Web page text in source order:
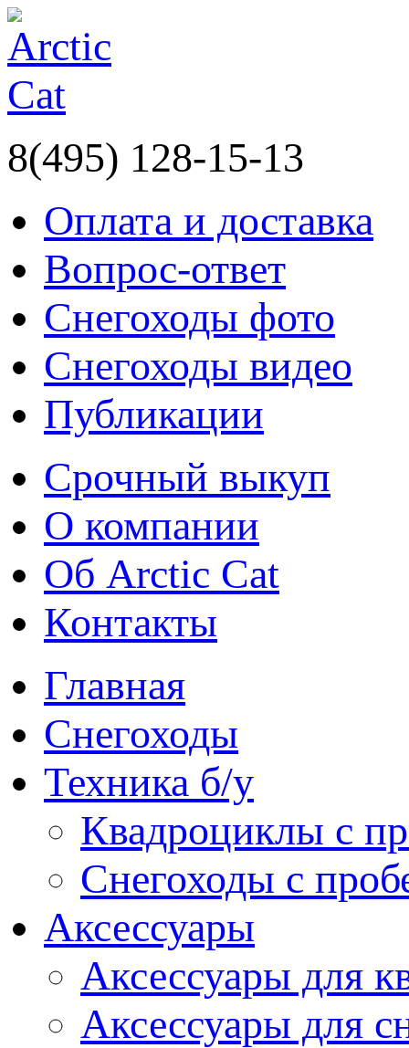
8(495) 128-15-13
Оплата и доставка
Вопрос-ответ
Снегоходы фото
Снегоходы видео
Публикации
Срочный выкуп
О компании
Об Arctic Cat
Контакты
Главная
Снегоходы
Техника б/у
Квадроциклы с
Снегоходы с
Аксессуары
Аксессуары для
Аксессуары для